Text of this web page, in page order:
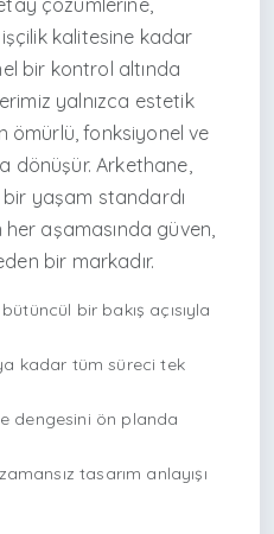
çözümlerine,
kalitesine kadar
bir kontrol altında
yalnızca estetik
ömürlü, fonksiyonel ve
dönüşür. Arkethane,
bir yaşam standardı
her aşamasında güven,
bir markadır.
bir bakış açısıyla
kadar tüm süreci tek
dengesini ön planda
tasarım anlayışı